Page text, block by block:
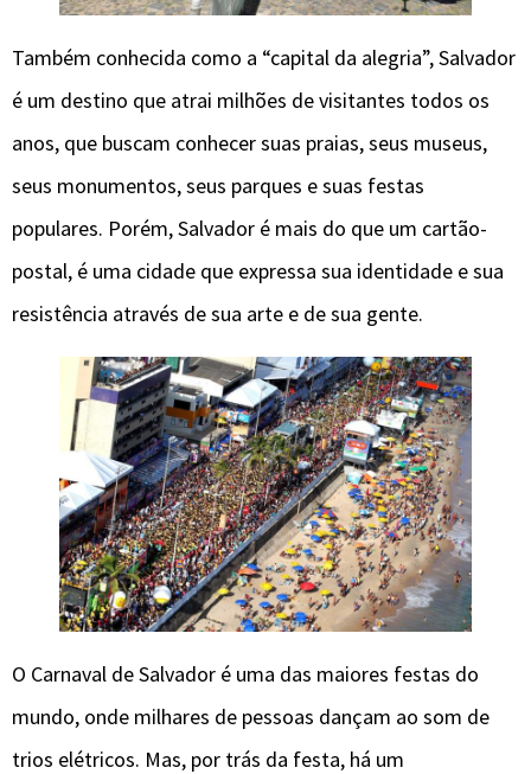
Também conhecida como a “capital da alegria”, Salvador
é um destino que atrai milhões de visitantes todos os
anos, que buscam conhecer suas praias, seus museus,
seus monumentos, seus parques e suas festas
populares. Porém, Salvador é mais do que um cartão-
postal, é uma cidade que expressa sua identidade e sua
resistência através de sua arte e de sua gente.
O Carnaval de Salvador é uma das maiores festas do
mundo, onde milhares de pessoas dançam ao som de
trios elétricos. Mas, por trás da festa, há um